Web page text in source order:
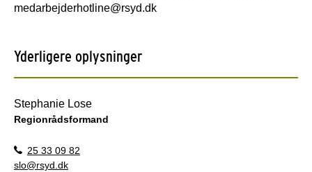
medarbejderhotline@rsyd.dk
Yderligere oplysninger
Stephanie Lose
Regionrådsformand
25 33 09 82
slo@rsyd.dk